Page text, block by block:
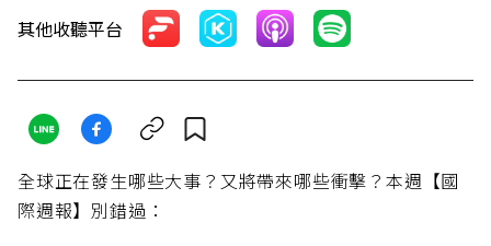
其他收聽平台
全球正在發生哪些大事？又將帶來哪些衝擊？本週【國
際週報】別錯過：